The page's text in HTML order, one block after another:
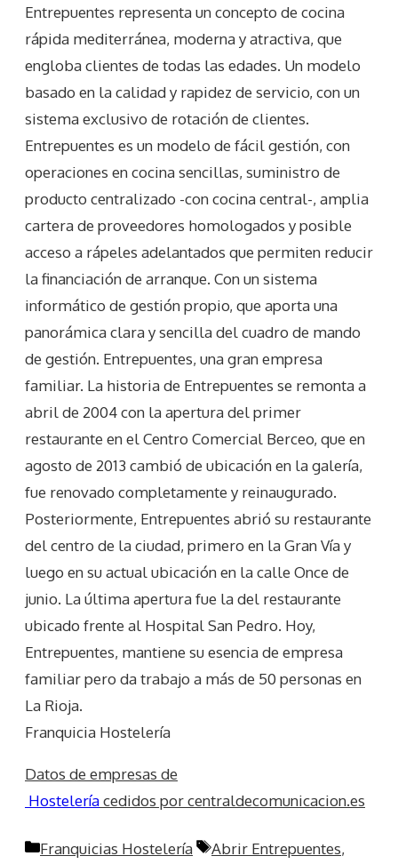
Entrepuentes representa un concepto de cocina
rápida mediterránea, moderna y atractiva, que
engloba clientes de todas las edades. Un modelo
basado en la calidad y rapidez de servicio, con un
sistema exclusivo de rotación de clientes.
Entrepuentes es un modelo de fácil gestión, con
operaciones en cocina sencillas, suministro de
producto centralizado -con cocina central-, amplia
cartera de proveedores homologados y posible
acceso a rápeles adelantados que permiten reducir
la financiación de arranque. Con un sistema
informático de gestión propio, que aporta una
panorámica clara y sencilla del cuadro de mando
de gestión. Entrepuentes, una gran empresa
familiar. La historia de Entrepuentes se remonta a
abril de 2004 con la apertura del primer
restaurante en el Centro Comercial Berceo, que en
agosto de 2013 cambió de ubicación en la galería,
fue renovado completamente y reinaugurado.
Posteriormente, Entrepuentes abrió su restaurante
del centro de la ciudad, primero en la Gran Vía y
luego en su actual ubicación en la calle Once de
junio. La última apertura fue la del restaurante
ubicado frente al Hospital San Pedro. Hoy,
Entrepuentes, mantiene su esencia de empresa
familiar pero da trabajo a más de 50 personas en
La Rioja.
Franquicia Hostelería
Datos de empresas de
Hosteleríacedidos por centraldecomunicacion.es
Categorías
Franquicias Hostelería Etiquetas
Abrir Entrepuentes,